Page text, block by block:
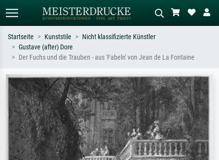
Standardsuche KI-Bildersuche
oder Stilen – z.B. Monet,
Sternennacht, Impressionismus, Welle
Hokusai, Akt.
Wiese, Abstrakt mit viel Rot, Dunkles
Ölgemälde, Stehender Akt neben einem
Baum.
Startseite Kunststile
Nicht klassifizierte Künstler
Gustave (after) Dore
Der Fuchs und die Trauben - aus 'Fabeln' von Jean de La Fontaine